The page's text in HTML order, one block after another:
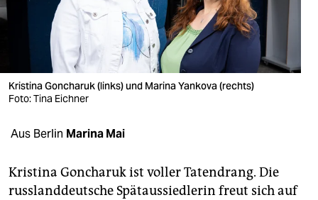
wahrheit
verlag
veranstaltungen
shop
unterstützen
Kristina Goncharuk (links) und Marina Yankova (rechts)
Foto: Tina Eichner
Aus Berlin Marina Mai
Kristina Goncharuk ist voller Tatendrang. Die
russlanddeutsche Spätaussiedlerin freut sich auf